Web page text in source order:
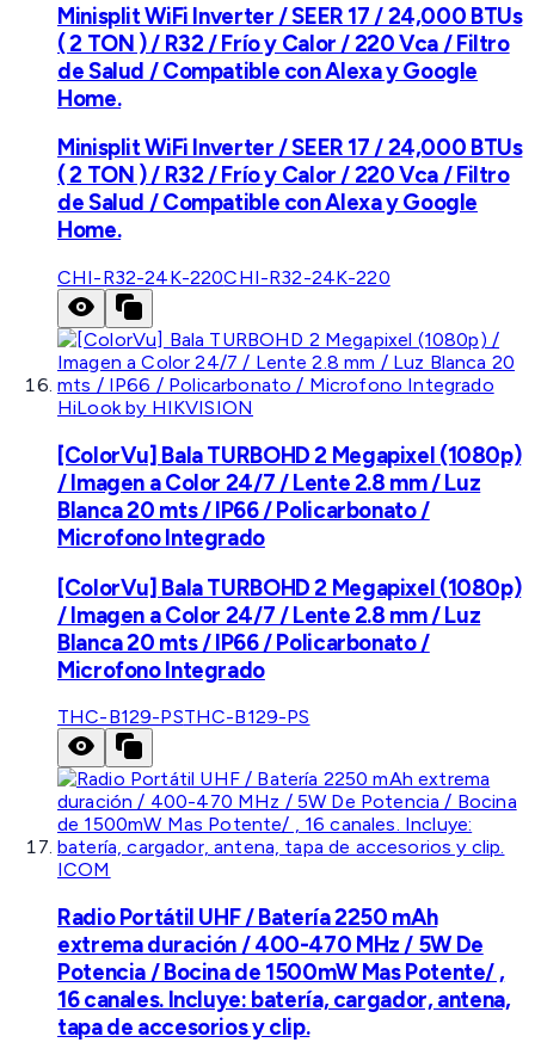
Minisplit WiFi Inverter / SEER 17 / 24,000 BTUs
( 2 TON ) / R32 / Frío y Calor / 220 Vca / Filtro
de Salud / Compatible con Alexa y Google
Home.
Minisplit WiFi Inverter / SEER 17 / 24,000 BTUs
( 2 TON ) / R32 / Frío y Calor / 220 Vca / Filtro
de Salud / Compatible con Alexa y Google
Home.
CHI-R32-24K-220CHI-R32-24K-220
HiLook by HIKVISION
[ColorVu] Bala TURBOHD 2 Megapixel (1080p)
/ Imagen a Color 24/7 / Lente 2.8 mm / Luz
Blanca 20 mts / IP66 / Policarbonato /
Microfono Integrado
[ColorVu] Bala TURBOHD 2 Megapixel (1080p)
/ Imagen a Color 24/7 / Lente 2.8 mm / Luz
Blanca 20 mts / IP66 / Policarbonato /
Microfono Integrado
THC-B129-PSTHC-B129-PS
ICOM
Radio Portátil UHF / Batería 2250 mAh
extrema duración / 400-470 MHz / 5W De
Potencia / Bocina de 1500mW Mas Potente/ ,
16 canales. Incluye: batería, cargador, antena,
tapa de accesorios y clip.